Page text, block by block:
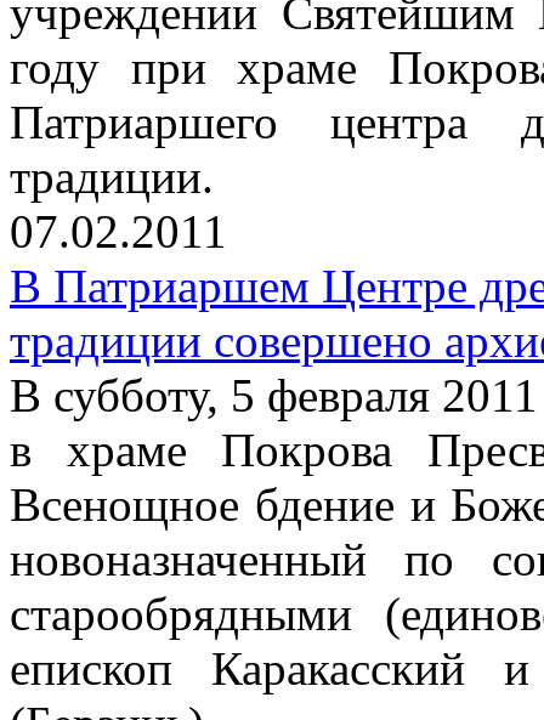
учреждении
году при храме
Патриаршего центра
традиции.
07.02.2011
В Патриаршем Центре
традиции совершено
В субботу, 5 февраля
в храме Покрова
Всенощное бдение и
новоназначенный по
старообрядными
епископ Каракасский